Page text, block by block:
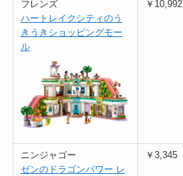
フレンズ
ハートレイクシティのう
きうきショッピングモー
ル
￥10,992
ニンジャゴー
ゼンのドラゴンパワー レ
￥3,345